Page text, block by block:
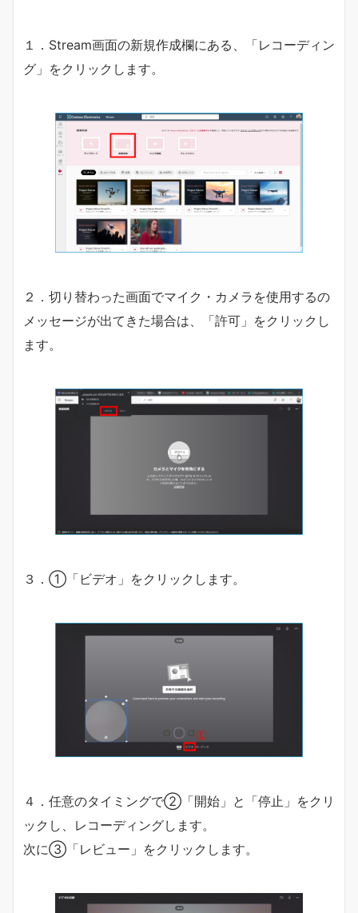
１．Stream画面の新規作成欄にある、「レコーディン
グ」をクリックします。
２．切り替わった画面でマイク・カメラを使用するの
メッセージが出てきた場合は、「許可」をクリックし
ます。
３．①「ビデオ」をクリックします。
４．任意のタイミングで②「開始」と「停止」をクリ
ックし、レコーディングします。
次に③「レビュー」をクリックします。